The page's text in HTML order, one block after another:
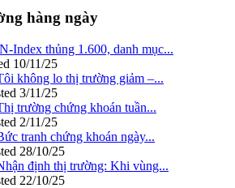
hàng ngày
Index thủng 1.600, danh mục...
10/11/25
không lo thị trường giảm –...
3/11/25
trường chứng khoán tuần...
2/11/25
tranh chứng khoán ngày...
28/10/25
định thị trường: Khi vùng...
22/10/25